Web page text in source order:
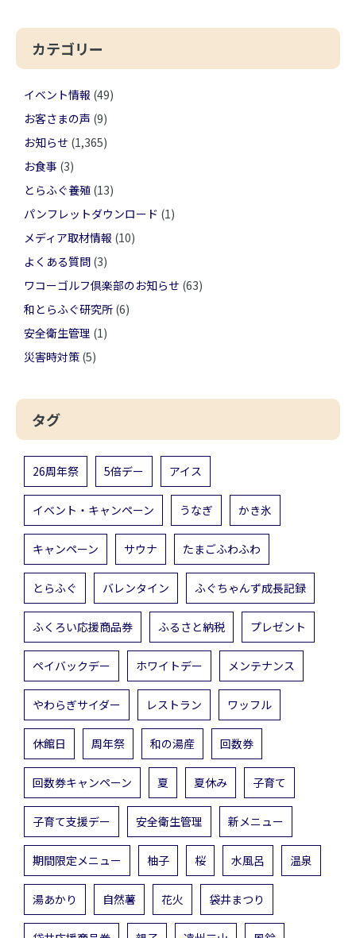
カテゴリー
イベント情報 (49)
お客さまの声 (9)
お知らせ (1,365)
お食事 (3)
とらふぐ養殖 (13)
パンフレットダウンロード (1)
メディア取材情報 (10)
よくある質問 (3)
ワコーゴルフ倶楽部のお知らせ (63)
和とらふぐ研究所 (6)
安全衛生管理 (1)
災害時対策 (5)
タグ
26周年祭 5倍デー アイス
イベント・キャンペーン うなぎ かき氷
キャンペーン サウナ たまごふわふわ
とらふぐ バレンタイン ふぐちゃんず成長記録
ふくろい応援商品券 ふるさと納税 プレゼント
ペイバックデー ホワイトデー メンテナンス
やわらぎサイダー レストラン ワッフル
休館日 周年祭 和の湯産 回数券
回数券キャンペーン 夏 夏休み 子育て
子育て支援デー 安全衛生管理 新メニュー
期間限定メニュー 柚子 桜 水風呂 温泉
湯あかり 自然薯 花火 袋井まつり